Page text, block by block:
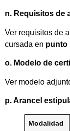
n. Requisitos de
Ver requisitos de
cursada en punto
o. Modelo de
Ver modelo
p. Arancel
Modalidad